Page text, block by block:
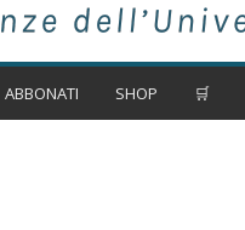
ABBONATI SHOP 🛒